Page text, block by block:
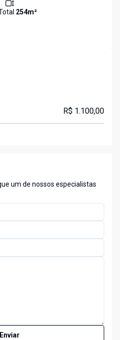
254m²
R$ 1.100,00
um de nossos especialistas
Enviar